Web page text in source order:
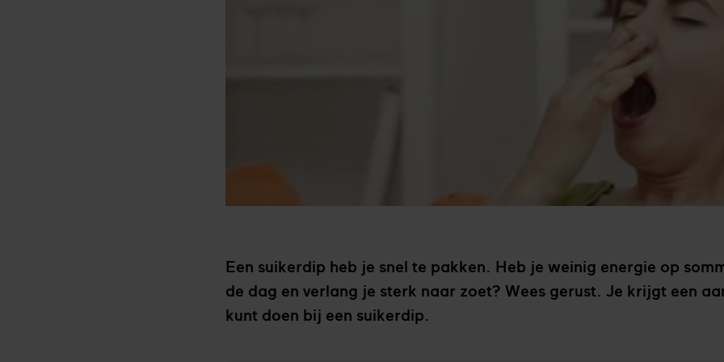
Een suikerdip heb je snel te pakken. Heb je weinig energie op
de dag en verlang je sterk naar zoet? Wees gerust. Je krijgt een
kunt doen bij een suikerdip.